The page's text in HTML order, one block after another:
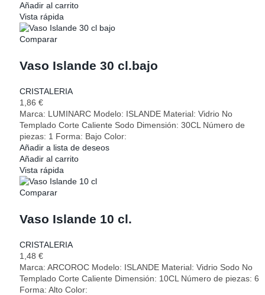
Añadir al carrito
Vista rápida
Comparar
Vaso Islande 30 cl.bajo
CRISTALERIA
1,86 €
Marca: LUMINARC Modelo: ISLANDE Material: Vidrio No
Templado Corte Caliente Sodo Dimensión: 30CL Número de
piezas: 1 Forma: Bajo Color:
Añadir a lista de deseos
Añadir al carrito
Vista rápida
Comparar
Vaso Islande 10 cl.
CRISTALERIA
1,48 €
Marca: ARCOROC Modelo: ISLANDE Material: Vidrio Sodo No
Templado Corte Caliente Dimensión: 10CL Número de piezas: 6
Forma: Alto Color: